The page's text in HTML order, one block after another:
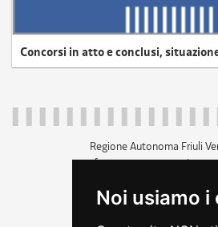
Noi usiamo i
Concorsi in atto e conclusi,
Regione Autonoma Friuli
c.f. 80014930327; p.iva
+39 040